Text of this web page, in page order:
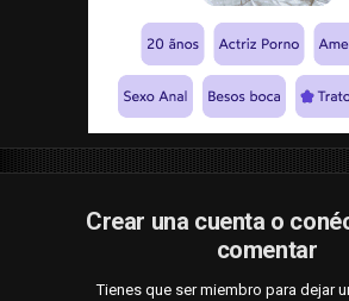
Crear una cuenta o
comentar
Tienes que ser miembro para dejar